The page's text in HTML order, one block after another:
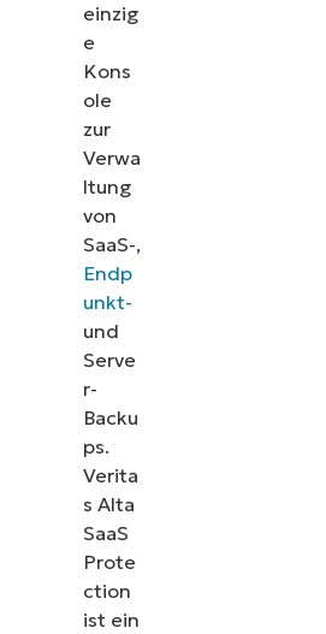
einzig
e
Kons
ole
zur
Verwa
ltung
von
SaaS-,
Endp
unkt-
und
Serve
r-
Backu
ps.
Verita
s Alta
SaaS
Prote
ction
ist ein